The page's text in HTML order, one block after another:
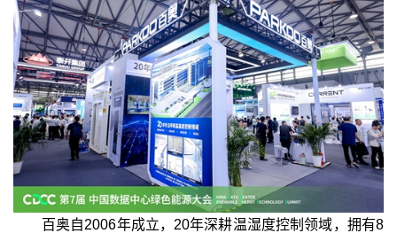
百奥自2006年成立，20年深耕温湿度控制领域，拥有8